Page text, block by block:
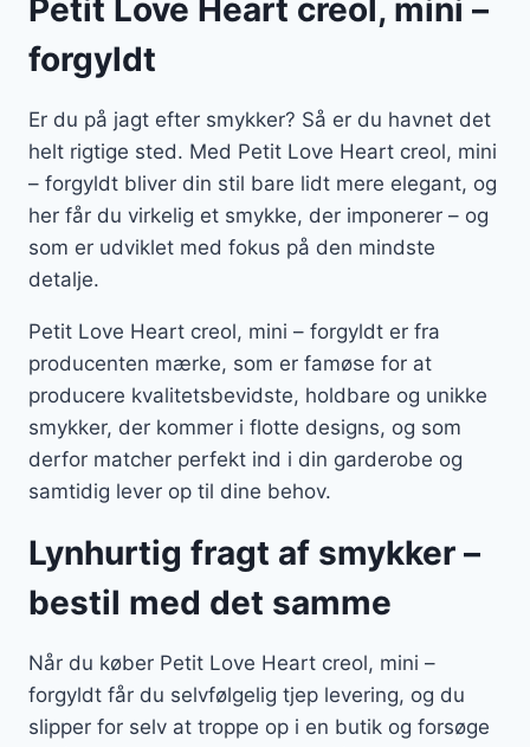
Petit Love Heart creol, mini –
forgyldt
Er du på jagt efter smykker? Så er du havnet det
helt rigtige sted. Med Petit Love Heart creol, mini
– forgyldt bliver din stil bare lidt mere elegant, og
her får du virkelig et smykke, der imponerer – og
som er udviklet med fokus på den mindste
detalje.
Petit Love Heart creol, mini – forgyldt er fra
producenten mærke, som er famøse for at
producere kvalitetsbevidste, holdbare og unikke
smykker, der kommer i flotte designs, og som
derfor matcher perfekt ind i din garderobe og
samtidig lever op til dine behov.
Lynhurtig fragt af smykker –
bestil med det samme
Når du køber Petit Love Heart creol, mini –
forgyldt får du selvfølgelig tjep levering, og du
slipper for selv at troppe op i en butik og forsøge